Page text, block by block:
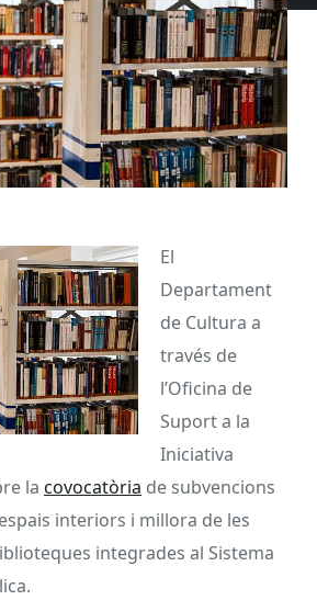
El
Departament
de Cultura a
través de
l’Oficina de
Suport a la
Iniciativa
la covocatòria de subvencions
interiors i millora de les
integrades al Sistema